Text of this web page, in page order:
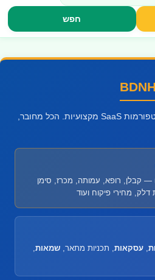
חפש
19 כלי ציבור חינמיים + 5 פלטפורמות SaaS מקצועיות. הכל מחובר,
— קבלן, רופא, עמותה, מכרז, סימן
מחירי פיקוח ועוד
,עסקאות, תכניות מתאר,שמאות,